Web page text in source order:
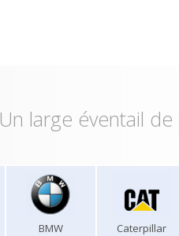
Un large éventail
BMW Caterpillar